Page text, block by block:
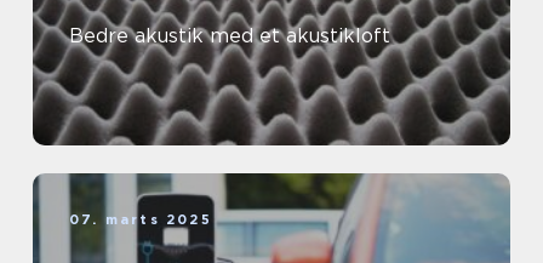
Bedre akustik med et akustikloft
07. marts 2025